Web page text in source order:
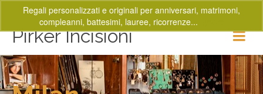
Regali personalizzati e originali per anniversari, matrimoni,
compleanni, battesimi, lauree, ricorrenze...
Pirker Incisioni